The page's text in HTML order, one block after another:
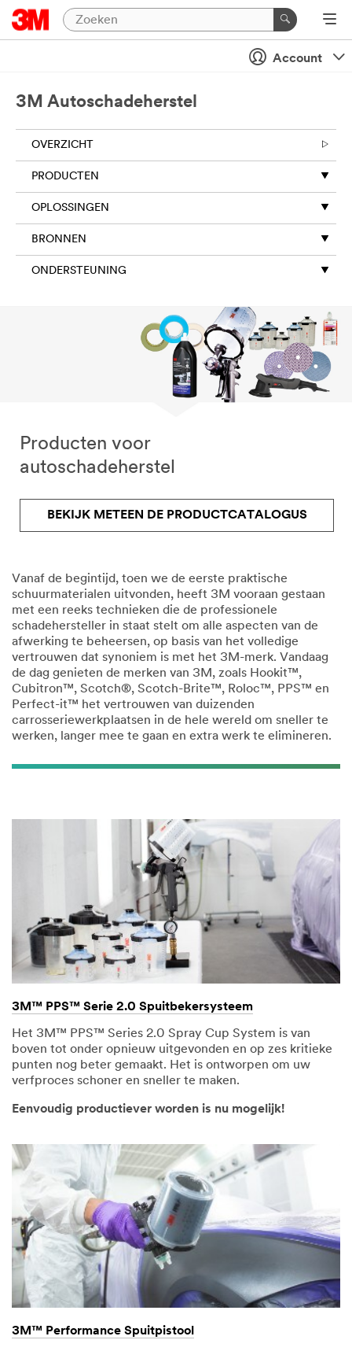
Account
3M Autoschadeherstel
OVERZICHT
PRODUCTEN
OPLOSSINGEN
BRONNEN
ONDERSTEUNING
Producten voor
autoschadeherstel
BEKIJK METEEN DE PRODUCTCATALOGUS
Vanaf de begintijd, toen we de eerste praktische
schuurmaterialen uitvonden, heeft 3M vooraan gestaan
met een reeks technieken die de professionele
schadehersteller in staat stelt om alle aspecten van de
afwerking te beheersen, op basis van het volledige
vertrouwen dat synoniem is met het 3M-merk. Vandaag
de dag genieten de merken van 3M, zoals Hookit™,
Cubitron™, Scotch®, Scotch-Brite™, Roloc™, PPS™ en
Perfect-it™ het vertrouwen van duizenden
carrosseriewerkplaatsen in de hele wereld om sneller te
werken, langer mee te gaan en extra werk te elimineren.
3M™ PPS™ Serie 2.0 Spuitbekersysteem
Het 3M™ PPS™ Series 2.0 Spray Cup System is van
boven tot onder opnieuw uitgevonden en op zes kritieke
punten nog beter gemaakt. Het is ontworpen om uw
verfproces schoner en sneller te maken.
Eenvoudig productiever worden is nu mogelijk!
3M™ Performance Spuitpistool